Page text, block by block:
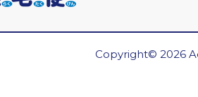
Copyright© 2026